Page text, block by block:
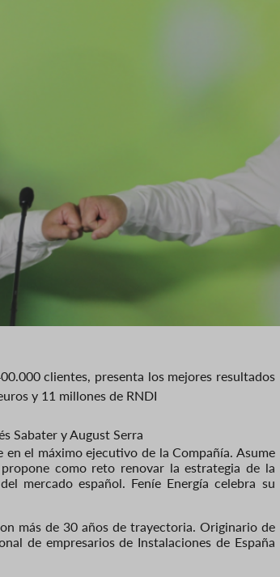
clientes, presenta los mejores resultados
y 11 millones de RNDI
Sabater y August Serra
el máximo ejecutivo de la Compañía. Asume
como reto renovar la estrategia de la
mercado español. Feníe Energía celebra su
más de 30 años de trayectoria. Originario de
de empresarios de Instalaciones de España